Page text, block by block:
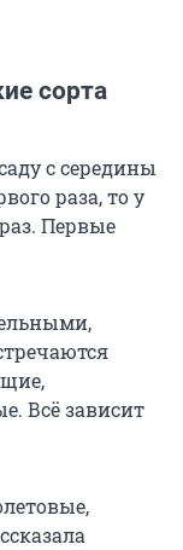
сорта
с середины
раза, то у
Первые
Всё зависит